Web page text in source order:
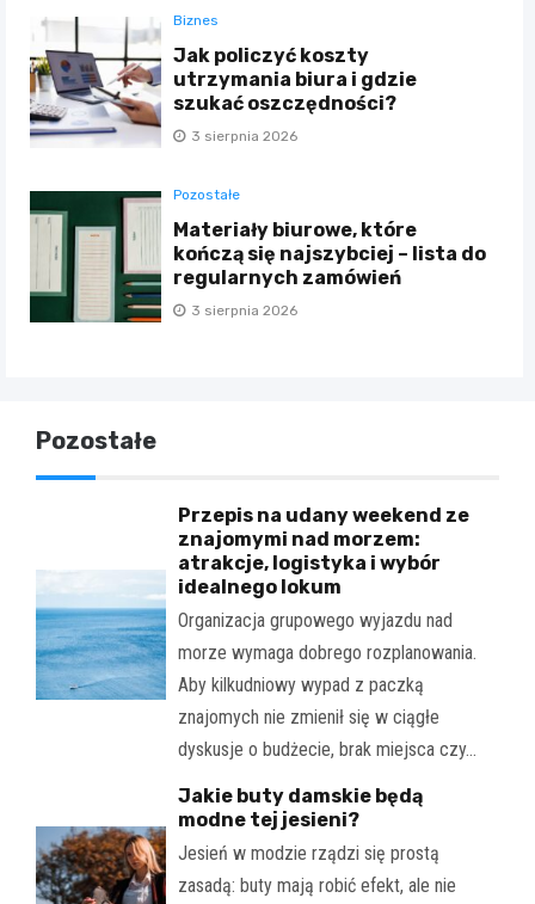
Biznes
Jak policzyć koszty
utrzymania biura i gdzie
szukać oszczędności?
3 sierpnia 2026
Pozostałe
Materiały biurowe, które
kończą się najszybciej – lista do
regularnych zamówień
3 sierpnia 2026
Pozostałe
Przepis na udany weekend ze
znajomymi nad morzem:
atrakcje, logistyka i wybór
idealnego lokum
Organizacja grupowego wyjazdu nad
morze wymaga dobrego rozplanowania.
Aby kilkudniowy wypad z paczką
znajomych nie zmienił się w ciągłe
dyskusje o budżecie, brak miejsca czy…
Jakie buty damskie będą
modne tej jesieni?
Jesień w modzie rządzi się prostą
zasadą: buty mają robić efekt, ale nie